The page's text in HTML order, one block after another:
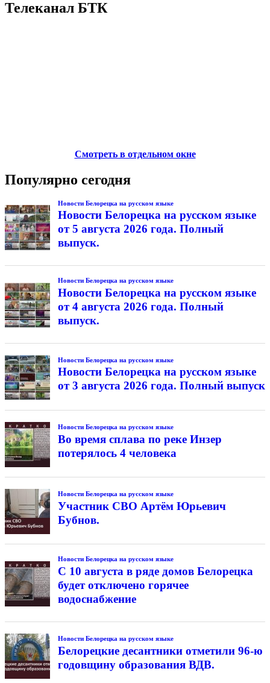
Телеканал БТК
Смотреть в отдельном окне
Популярно сегодня
Новости Белорецка на русском языке
Новости Белорецка на русском языке
от 5 августа 2026 года. Полный
выпуск.
Новости Белорецка на русском языке
Новости Белорецка на русском языке
от 4 августа 2026 года. Полный
выпуск.
Новости Белорецка на русском языке
Новости Белорецка на русском языке
от 3 августа 2026 года. Полный выпуск
Новости Белорецка на русском языке
Во время сплава по реке Инзер
потерялось 4 человека
Новости Белорецка на русском языке
Участник СВО Артём Юрьевич
Бубнов.
Новости Белорецка на русском языке
С 10 августа в ряде домов Белорецка
будет отключено горячее
водоснабжение
Новости Белорецка на русском языке
Белорецкие десантники отметили 96-ю
годовщину образования ВДВ.